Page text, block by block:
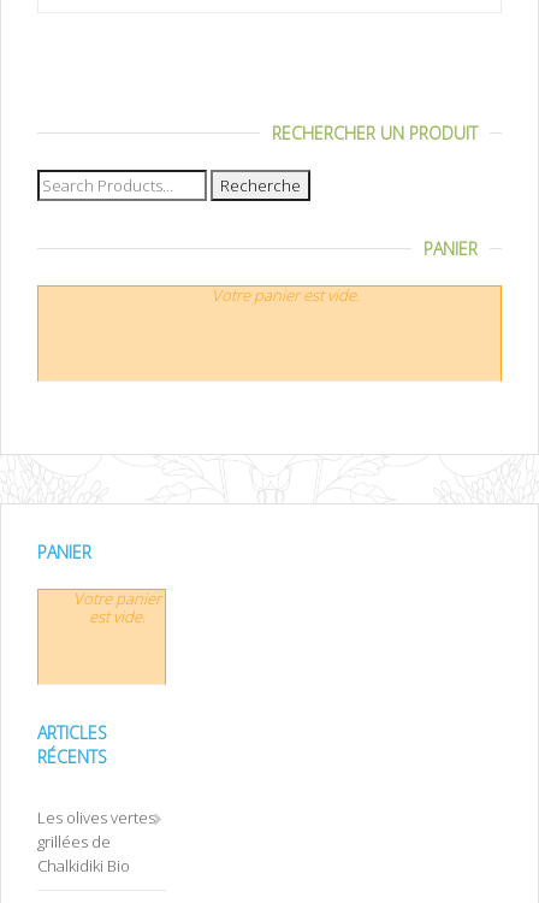
RECHERCHER UN PRODUIT
Recherche
pour :
PANIER
Votre panier est vide.
PANIER
Votre panier
est vide.
ARTICLES
RÉCENTS
Les olives vertes
grillées de
Chalkidiki Bio